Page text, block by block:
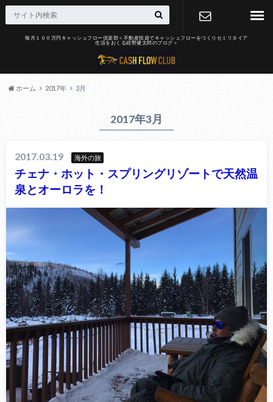
毎月１００万円キャッシュフロー倶楽部＜不動産投資でキャッシュフローをつくりセミリタイア
生活をおくる紺野健太郎のブログ＞
ホーム 2017年 3月
2017年3月
2017.03.19 海外の旅
チェナ・ホット・スプリングリゾートで天然温
泉とオーロラを！